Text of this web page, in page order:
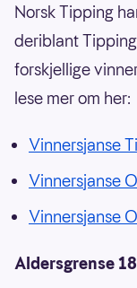
Norsk Tipping
deriblant
forskjellige
lese mer om her:
Vinnersjanse
Vinnersjanse
Vinnersjanse
Aldersgrense